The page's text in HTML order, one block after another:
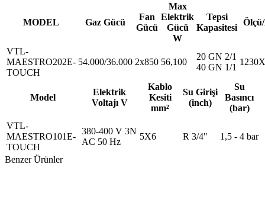
MODEL Gaz Gücü
Fan
Gücü
Max
Elektrik
Gücü
W
Tepsi
Kapasitesi
VTL-
MAESTRO202E-
TOUCH
54.000/36.000 2x850 56,100
20 GN 2/1
40 GN 1/1
Model
Elektrik
Voltajı V
Kablo
Kesiti
mm²
Su Girişi
(inch)
Su
Basıncı
(bar)
VTL-
MAESTRO101E-
TOUCH
380-400 V 3N
AC 50 Hz
5X6 R 3/4" 1,5 - 4 bar
Benzer Ürünler